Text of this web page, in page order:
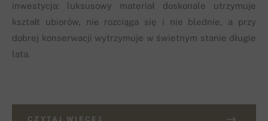
inwestycja: luksusowy materiał doskonale utrzymuje
kształt ubiorów, nie rozciąga się i nie blednie, a przy
dobrej konserwacji wytrzymuje w świetnym stanie długie
lata.